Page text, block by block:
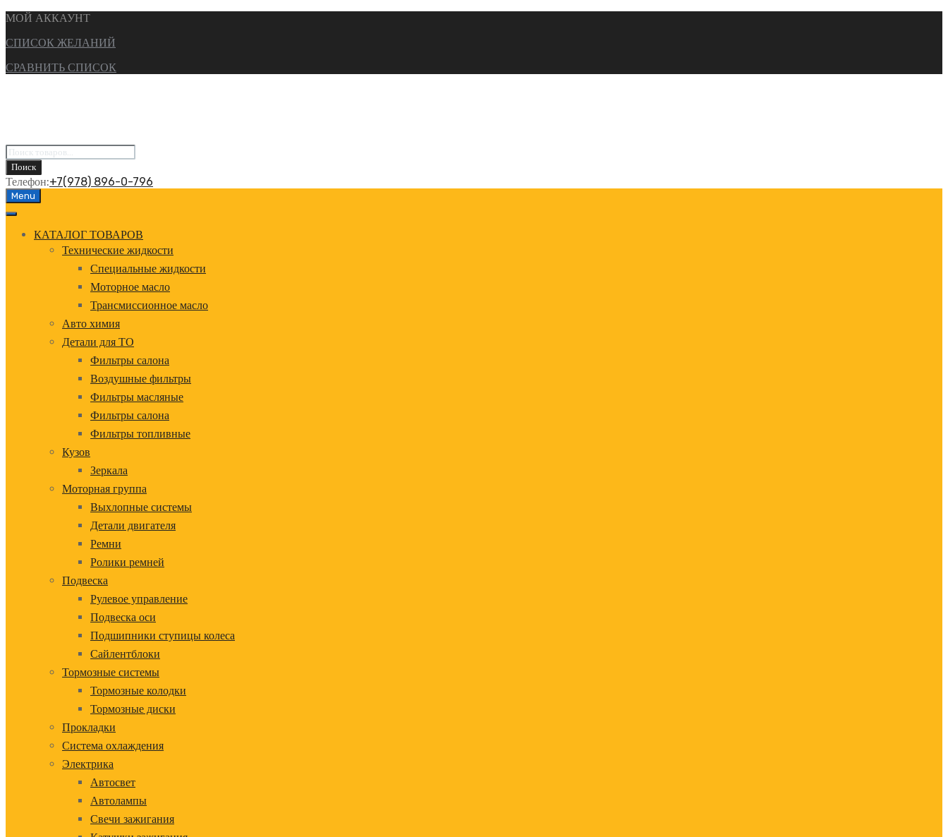
МОЙ АККАУНТ
СПИСОК ЖЕЛАНИЙ
СРАВНИТЬ СПИСОК
Поиск
товаров
Поиск
Телефон:+7(978) 896-0-796
Перейти
к
Menu
КАТАЛОГ ТОВАРОВ
Технические жидкости
Специальные жидкости
Моторное масло
Трансмиссионное масло
Авто химия
Детали для ТО
Фильтры салона
Воздушные фильтры
Фильтры масляные
Фильтры салона
Фильтры топливные
Кузов
Зеркала
Моторная группа
Выхлопные системы
Детали двигателя
Ремни
Ролики ремней
Подвеска
Рулевое управление
Подвеска оси
Подшипники ступицы колеса
Сайлентблоки
Тормозные системы
Тормозные колодки
Тормозные диски
Прокладки
Система охлаждения
Электрика
Автосвет
Автолампы
Свечи зажигания